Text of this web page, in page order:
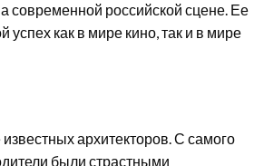
современной российской сцене. Ее
успех как в мире кино, так и в мире
архитекторов. С самого
были страстными